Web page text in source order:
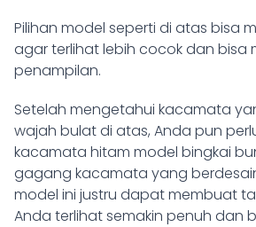
Pilihan model seperti di atas bisa
agar terlihat lebih cocok dan bisa
penampilan.
Setelah mengetahui kacamata
wajah bulat di atas, Anda pun
kacamata hitam model bingkai
gagang kacamata yang
model ini justru dapat membuat
Anda terlihat semakin penuh dan